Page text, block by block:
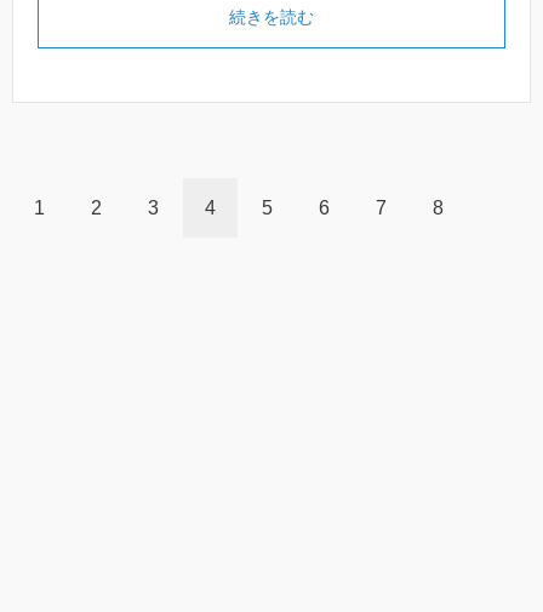
続きを読む
1 2 3 4 5 6 7 8